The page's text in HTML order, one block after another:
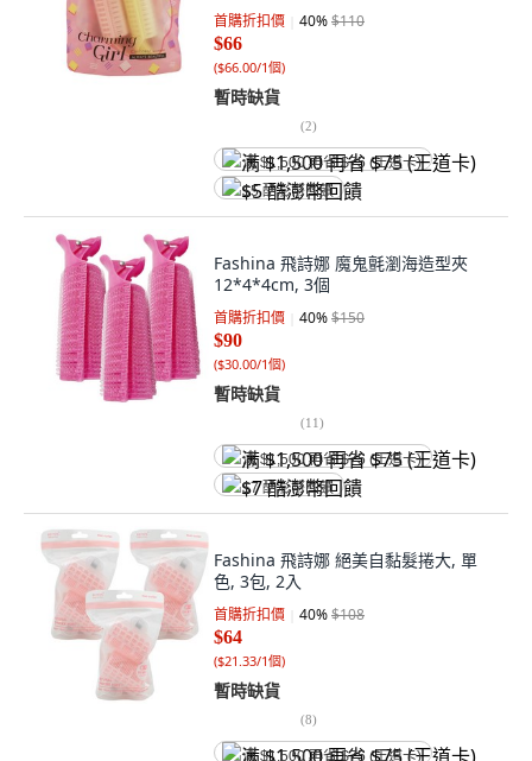
首購折扣價 40%$110
$66
($66.00/1個)
暫時缺貨
(2)
满 $1,500 再省 $75 (王道卡)
$5 酷澎幣回饋
Fashina 飛詩娜 魔鬼氈瀏海造型夾
12*4*4cm, 3個
首購折扣價 40%$150
$90
($30.00/1個)
暫時缺貨
(11)
满 $1,500 再省 $75 (王道卡)
$7 酷澎幣回饋
Fashina 飛詩娜 絕美自黏髮捲大, 單
色, 3包, 2入
首購折扣價 40%$108
$64
($21.33/1個)
暫時缺貨
(8)
满 $1,500 再省 $75 (王道卡)